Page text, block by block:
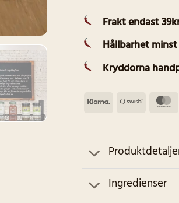
Frakt endast
Hållbarhet
Kryddorna
Klarna Swish
Ingredienser